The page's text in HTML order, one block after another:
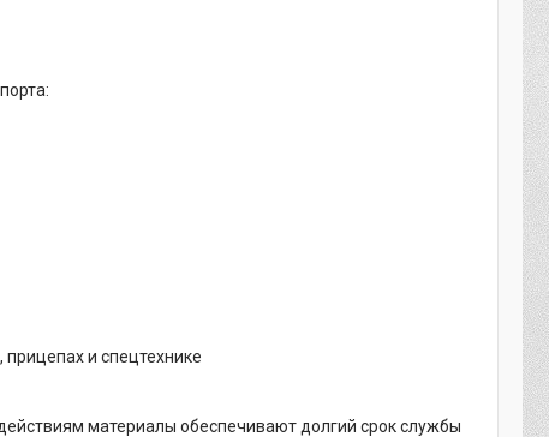
и спецтехнике
материалы обеспечивают долгий срок службы